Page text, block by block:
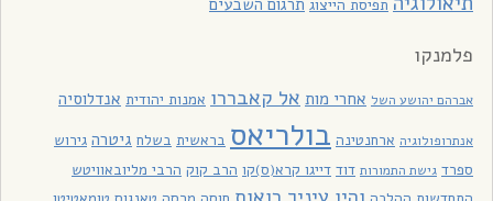
תפיסת הייצוג תרגום השבעים
פלמנקו
אברהם יהושע השל אחרי מות אל קאבררו אמנות יהודית אנדלוסיה
אנתרופולוגיה ארחנטינה בולריאס בראשית בשלח גיטרה גירוש
ספרד גישת התמורות דוד דייגו קרא(ס)קו הרב קוק הרבי מליובאוויטש